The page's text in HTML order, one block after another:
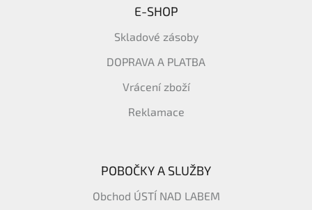
E-SHOP
Skladové zásoby
DOPRAVA A PLATBA
Vrácení zboží
Reklamace
POBOČKY A SLUŽBY
Obchod ÚSTÍ NAD LABEM